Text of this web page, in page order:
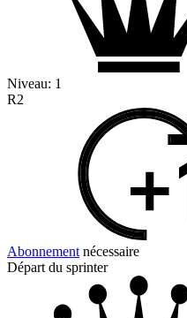
Niveau: 1
R2
Abonnement nécessaire
Départ du sprinter